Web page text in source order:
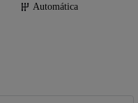
Automática